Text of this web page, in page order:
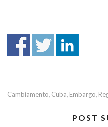
Cambiamento, Cuba, Embargo,
POST